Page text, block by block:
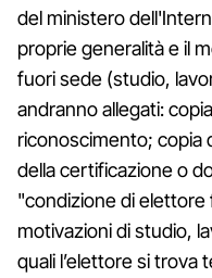
del ministero
proprie generalità e il
fuori sede (studio,
andranno allegati:
riconoscimento; copia
della certificazione o
"condizione di elettore
motivazioni di studio,
quali l’elettore si trova